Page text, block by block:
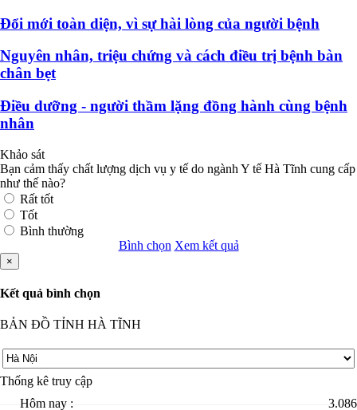
Đổi mới toàn diện, vì sự hài lòng của người bệnh
Nguyên nhân, triệu chứng và cách điều trị bệnh bàn
chân bẹt
Điều dưỡng - người thầm lặng đồng hành cùng bệnh
nhân
Khảo sát
Bạn cảm thấy chất lượng dịch vụ y tế do ngành Y tế Hà Tĩnh cung cấp
như thế nào?
Rất tốt
Tốt
Bình thường
Bình chọn Xem kết quả
×
Kết quả bình chọn
BẢN ĐỒ TỈNH HÀ TĨNH
Thống kê truy cập
Hôm nay :
3.086